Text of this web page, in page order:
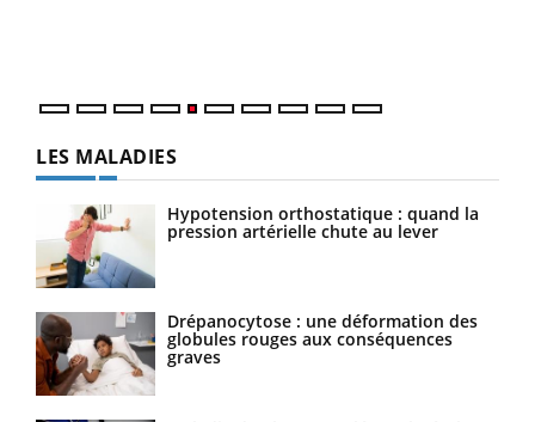
LES MALADIES
Hypotension orthostatique : quand la
pression artérielle chute au lever
Drépanocytose : une déformation des
globules rouges aux conséquences
graves